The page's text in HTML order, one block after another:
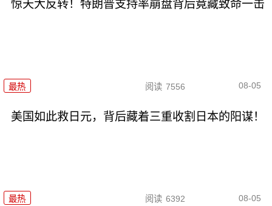
惊天大反转！特朗普支持率崩盘背后竟藏致命一击
最热 阅读 7556 08-05
美国如此救日元，背后藏着三重收割日本的阳谋！
最热 阅读 6392 08-05